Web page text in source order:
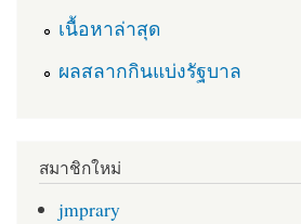
เนื้อหาล่าสุด
ผลสลากกินแบ่งรัฐบาล
สมาชิกใหม่
jmprary